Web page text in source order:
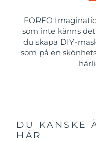
FOREO
som inte känns
du skapa DIY-
som på en
DU KANSKE
HÄR